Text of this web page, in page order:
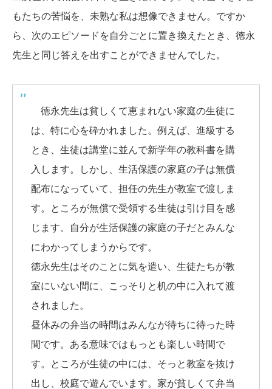
もたちの苦悩を、未熟な私は想像できません。ですか
ら、次のエピソードを自分ごとに置き換えたとき、徳永
先生と同じ答えを出すことができませんでした。
徳永先生は貧しくて恵まれない家庭の生徒に
は、特に心を砕かれました。例えば、進級する
とき、生徒は講堂に並んで新学年の教科書を購
入します。しかし、生活保護の家庭の子は無償
配布になっていて、担任の先生が教室で渡しま
す。ところが無償で受領する生徒は引け目を感
じます。自分が生活保護の家庭の子だとみんな
にわかってしまうからです。
徳永先生はそのことに気を遣い、生徒たちが教
室にいない間に、こっそりと机の中に入れて渡
されました。
昼休みの弁当の時間はみんなが待ちに待った時
間です。ある意味ではもっとも楽しい時間で
す。ところが生徒の中には、そっと教室を抜け
出し、校庭で遊んでいます。家が貧しくて弁当